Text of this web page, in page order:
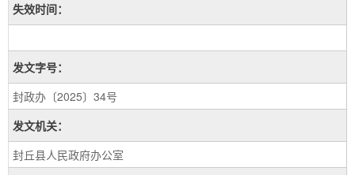
失效时间：
发文字号：
封政办〔2025〕34号
发文机关：
封丘县人民政府办公室